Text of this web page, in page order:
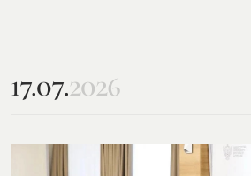
17.07.2026